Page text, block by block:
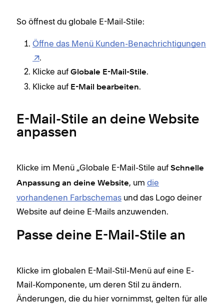
So öffnest du globale E-Mail-Stile:
Öffne das Menü Kunden-Benachrichtigungen
.
Klicke auf Globale E-Mail-Stile.
Klicke auf E-Mail bearbeiten.
E-Mail-Stile an deine Website
anpassen
Klicke im Menü „Globale E-Mail-Stile auf Schnelle
Anpassung an deine Website, um die
vorhandenen Farbschemas und das Logo deiner
Website auf deine E-Mails anzuwenden.
Passe deine E-Mail-Stile an
Klicke im globalen E-Mail-Stil-Menü auf eine E-
Mail-Komponente, um deren Stil zu ändern.
Änderungen, die du hier vornimmst, gelten für alle